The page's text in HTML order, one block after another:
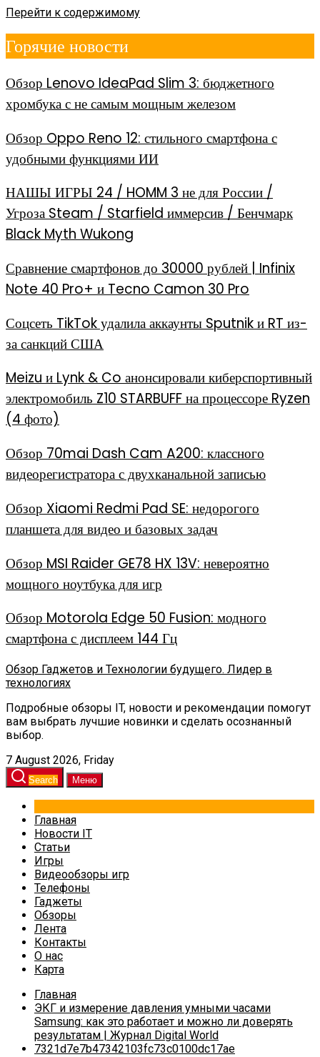
Перейти к содержимому
Горячие новости
Обзор Lenovo IdeaPad Slim 3: бюджетного
хромбука с не самым мощным железом
Обзор Oppo Reno 12: стильного смартфона с
удобными функциями ИИ
НАШЫ ИГРЫ 24 / HOMM 3 не для России /
Угроза Steam / Starfield иммерсив / Бенчмарк
Black Myth Wukong
Сравнение смартфонов до 30000 рублей | Infinix
Note 40 Pro+ и Tecno Camon 30 Pro
Соцсеть TikTok удалила аккаунты Sputnik и RT из-
за санкций США
Meizu и Lynk & Co анонсировали киберспортивный
электромобиль Z10 STARBUFF на процессоре Ryzen
(4 фото)
Обзор 70mai Dash Cam A200: классного
видеорегистратора с двухканальной записью
Обзор Xiaomi Redmi Pad SE: недорогого
планшета для видео и базовых задач
Обзор MSI Raider GE78 HX 13V: невероятно
мощного ноутбука для игр
Обзор Motorola Edge 50 Fusion: модного
смартфона с дисплеем 144 Гц
Обзор Гаджетов и Технологии будущего. Лидер в
технологиях
Подробные обзоры IT, новости и рекомендации помогут
вам выбрать лучшие новинки и сделать осознанный
выбор.
7 August 2026, Friday
Search Меню
Главная
Новости IT
Статьи
Игры
Видеообзоры игр
Телефоны
Гаджеты
Обзоры
Лента
Контакты
О нас
Карта
Главная
ЭКГ и измерение давления умными часами
Samsung: как это работает и можно ли доверять
результатам | Журнал Digital World
7321d7e7b47342103fc73c0100dc17ae